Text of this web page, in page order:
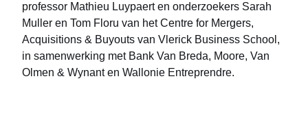
professor Mathieu Luypaert en onderzoekers Sarah
Muller en Tom Floru van het Centre for Mergers,
Acquisitions & Buyouts van Vlerick Business School,
in samenwerking met Bank Van Breda, Moore, Van
Olmen & Wynant en Wallonie Entreprendre.